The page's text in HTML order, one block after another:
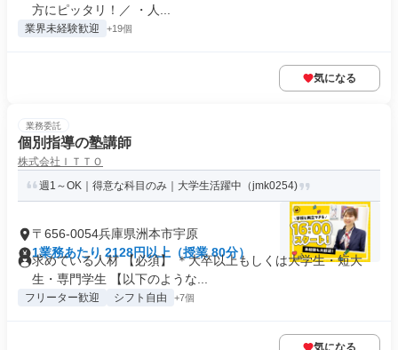
方にピッタリ！／ ・人...
業界未経験歓迎 +19個
気になる
業務委託
個別指導の塾講師
株式会社ＩＴＴＯ
週1～OK｜得意な科目のみ｜大学生活躍中（jmk0254)
〒656-0054兵庫県洲本市宇原
1業務あたり 2128円以上（授業 80分）
求めている人材 【必須】 ＊大卒以上もしくは大学生・短大
生・専門学生 【以下のような...
フリーター歓迎 シフト自由 +7個
気になる